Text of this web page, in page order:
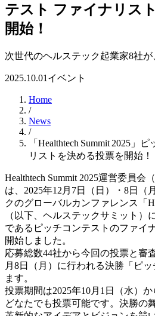
テスト ファイナリス
開始！
次世代のヘルステック起業家8社
2025.10.01 イベント
Home
/
News
/
「Healthtech Summit 2025」
リストを決める投票を開始！
Healthtech Summit 2025運営委員会
は、2025年12月7日（日）・8日（
クのグローバルカンファレンス「
（以下、ヘルステックサミット）
であるピッチコンテストのファイ
開始しました。
応募総数44社から今回の投票と審
月8日（月）に行われる決勝「ピ
ます。
投票期間は2025年10月1日（水）か
どなたでも投票可能です。決勝の